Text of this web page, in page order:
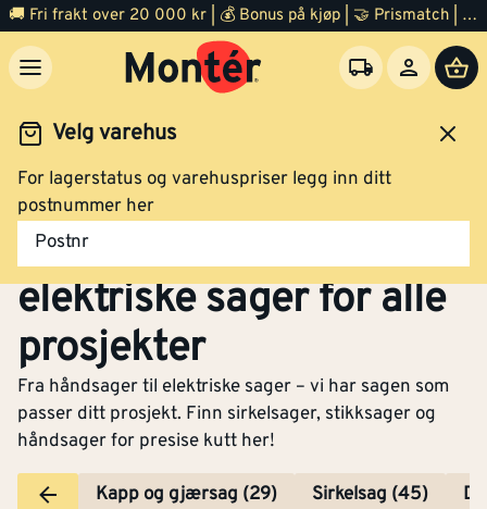
🚚 Fri frakt over 20 000 kr | 💰 Bonus på kjøp | 🤝 Prismatch | ⭐ 100% fornøyd garanti | 🏪 140 byggevarehus
Velg varehus
For lagerstatus og varehuspriser legg inn ditt
postnummer her
Postnr
Verktøy El verktøy
Sag – Håndsager og
elektriske sager for alle
prosjekter
Fra håndsager til elektriske sager – vi har sagen som
passer ditt prosjekt. Finn sirkelsager, stikksager og
håndsager for presise kutt her!
Kapp og gjærsag (29) Sirkelsag (45)